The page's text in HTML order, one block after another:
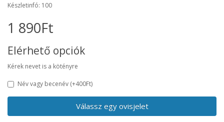
Készletinfó: 100
1 890Ft
Elérhető opciók
Kérek nevet is a kötényre
Név vagy becenév (+400Ft)
Válassz egy ovisjelet